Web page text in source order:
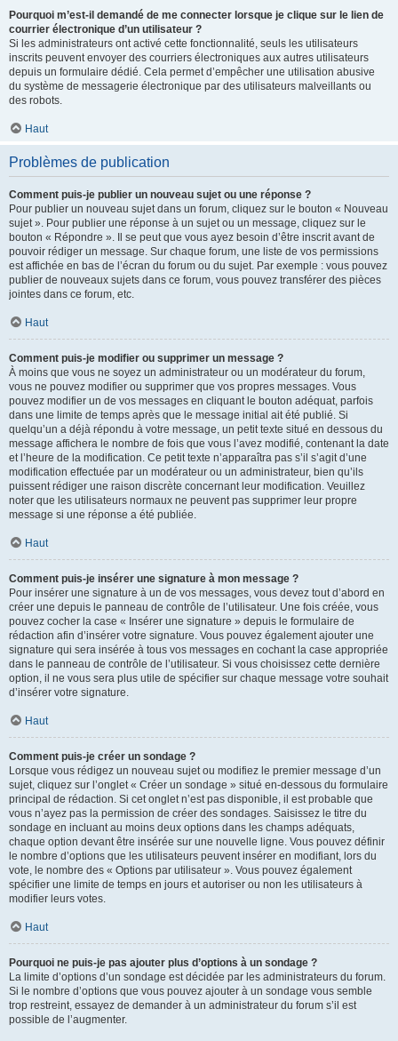
Pourquoi m’est-il demandé de me connecter lorsque je clique sur le lien de
courrier électronique d’un utilisateur ?
Si les administrateurs ont activé cette fonctionnalité, seuls les utilisateurs
inscrits peuvent envoyer des courriers électroniques aux autres utilisateurs
depuis un formulaire dédié. Cela permet d’empêcher une utilisation abusive
du système de messagerie électronique par des utilisateurs malveillants ou
des robots.
Haut
Problèmes de publication
Comment puis-je publier un nouveau sujet ou une réponse ?
Pour publier un nouveau sujet dans un forum, cliquez sur le bouton « Nouveau
sujet ». Pour publier une réponse à un sujet ou un message, cliquez sur le
bouton « Répondre ». Il se peut que vous ayez besoin d’être inscrit avant de
pouvoir rédiger un message. Sur chaque forum, une liste de vos permissions
est affichée en bas de l’écran du forum ou du sujet. Par exemple : vous pouvez
publier de nouveaux sujets dans ce forum, vous pouvez transférer des pièces
jointes dans ce forum, etc.
Haut
Comment puis-je modifier ou supprimer un message ?
À moins que vous ne soyez un administrateur ou un modérateur du forum,
vous ne pouvez modifier ou supprimer que vos propres messages. Vous
pouvez modifier un de vos messages en cliquant le bouton adéquat, parfois
dans une limite de temps après que le message initial ait été publié. Si
quelqu’un a déjà répondu à votre message, un petit texte situé en dessous du
message affichera le nombre de fois que vous l’avez modifié, contenant la date
et l’heure de la modification. Ce petit texte n’apparaîtra pas s’il s’agit d’une
modification effectuée par un modérateur ou un administrateur, bien qu’ils
puissent rédiger une raison discrète concernant leur modification. Veuillez
noter que les utilisateurs normaux ne peuvent pas supprimer leur propre
message si une réponse a été publiée.
Haut
Comment puis-je insérer une signature à mon message ?
Pour insérer une signature à un de vos messages, vous devez tout d’abord en
créer une depuis le panneau de contrôle de l’utilisateur. Une fois créée, vous
pouvez cocher la case « Insérer une signature » depuis le formulaire de
rédaction afin d’insérer votre signature. Vous pouvez également ajouter une
signature qui sera insérée à tous vos messages en cochant la case appropriée
dans le panneau de contrôle de l’utilisateur. Si vous choisissez cette dernière
option, il ne vous sera plus utile de spécifier sur chaque message votre souhait
d’insérer votre signature.
Haut
Comment puis-je créer un sondage ?
Lorsque vous rédigez un nouveau sujet ou modifiez le premier message d’un
sujet, cliquez sur l’onglet « Créer un sondage » situé en-dessous du formulaire
principal de rédaction. Si cet onglet n’est pas disponible, il est probable que
vous n’ayez pas la permission de créer des sondages. Saisissez le titre du
sondage en incluant au moins deux options dans les champs adéquats,
chaque option devant être insérée sur une nouvelle ligne. Vous pouvez définir
le nombre d’options que les utilisateurs peuvent insérer en modifiant, lors du
vote, le nombre des « Options par utilisateur ». Vous pouvez également
spécifier une limite de temps en jours et autoriser ou non les utilisateurs à
modifier leurs votes.
Haut
Pourquoi ne puis-je pas ajouter plus d’options à un sondage ?
La limite d’options d’un sondage est décidée par les administrateurs du forum.
Si le nombre d’options que vous pouvez ajouter à un sondage vous semble
trop restreint, essayez de demander à un administrateur du forum s’il est
possible de l’augmenter.